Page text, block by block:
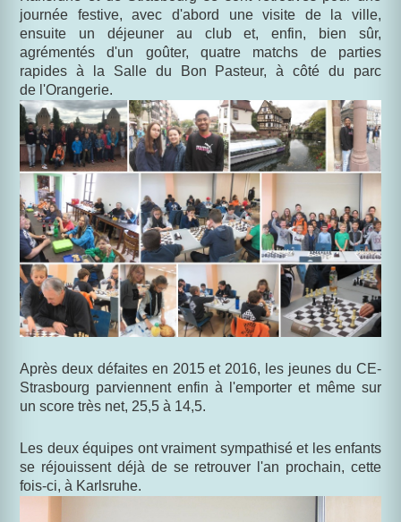
journée festive, avec d'abord une visite de la ville,
ensuite un déjeuner au club et, enfin, bien sûr,
agrémentés d'un goûter, quatre matchs de parties
rapides à la Salle du Bon Pasteur, à côté du parc
de l'Orangerie.
Après deux défaites en 2015 et 2016, les jeunes du CE-
Strasbourg parviennent enfin à l'emporter et même sur
un score très net, 25,5 à 14,5.
Les deux équipes ont vraiment sympathisé et les enfants
se réjouissent déjà de se retrouver l'an prochain, cette
fois-ci, à Karlsruhe.